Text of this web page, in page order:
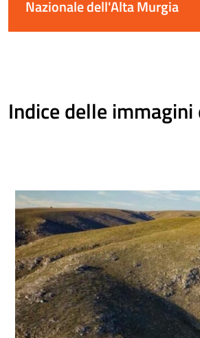
Nazionale dell'Alta Murgia
Indice delle